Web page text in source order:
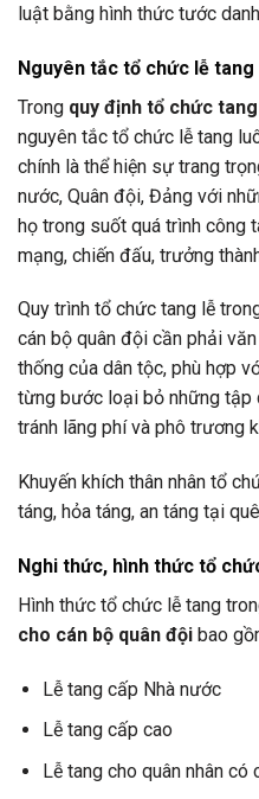
luật bằng hình thức tước
Nguyên tắc tổ chức lễ tang
Trong quy định tổ chức
nguyên tắc tổ chức lễ tang
chính là thể hiện sự trang
nước, Quân đội, Đảng với
họ trong suốt quá trình công
mạng, chiến đấu, trưởng
Quy trình tổ chức tang lễ
cán bộ quân đội cần phải
thống của dân tộc, phù hợp
từng bước loại bỏ những tập
tránh lãng phí và phô trương
Khuyến khích thân nhân tổ
táng, hỏa táng, an táng tại
Nghi thức, hình thức tổ
Hình thức tổ chức lễ tang
cho cán bộ quân đội bao
Lễ tang cấp Nhà nước
Lễ tang cấp cao
Lễ tang cho quân nhân